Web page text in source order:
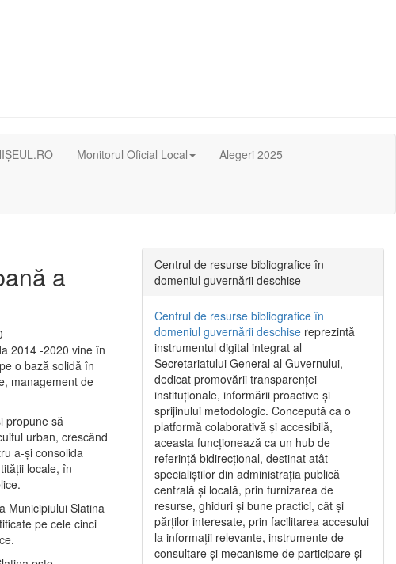
Monitorul Oficial Local Alegeri 2025
a
2014 -2020 vine în
o bază solidă în
management de
propune să
urban, crescând
a-şi consolida
locale, în
Municipiului Slatina
pe cele cinci
Centrul de resurse bibliografice în
domeniul guvernării deschise
Centrul de resurse bibliografice în
domeniul guvernării deschise reprezintă
instrumentul digital integrat al
Secretariatului General al Guvernului,
dedicat promovării transparenței
instituționale, informării proactive și
sprijinului metodologic. Concepută ca o
platformă colaborativă și accesibilă,
aceasta funcționează ca un hub de
referință bidirecțional, destinat atât
specialiștilor din administrația publică
centrală și locală, prin furnizarea de
resurse, ghiduri și bune practici, cât și
părților interesate, prin facilitarea accesului
la informații relevante, instrumente de
consultare și mecanisme de participare și